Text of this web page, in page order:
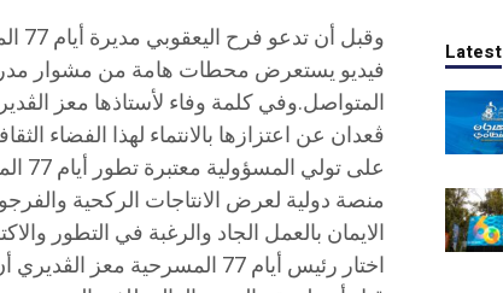
ڤعدان عن اعتزازها بالانتماء لهذا الفضاء
منصة دولية لعرض الانتاجات الركحية
الايمان بالعمل الجاد والرغبة في التطور
اختار رئيس أيام 77 المسرحية
Latest